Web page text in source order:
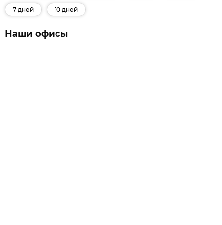
7 дней 10 дней
Наши офисы